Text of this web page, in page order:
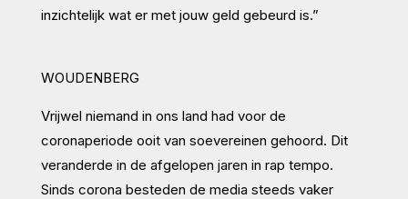
inzichtelijk wat er met jouw geld gebeurd is.”
WOUDENBERG
Vrijwel niemand in ons land had voor de
coronaperiode ooit van soevereinen gehoord. Dit
veranderde in de afgelopen jaren in rap tempo.
Sinds corona besteden de media steeds vaker